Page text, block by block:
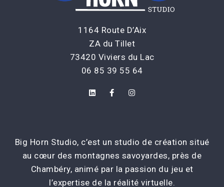
1164 Route D’Aix
ZA du Tillet
73420 Viviers du Lac
06 85 39 55 64
Big Horn Studio, c’est un studio de création situé
au cœur des montagnes savoyardes, près de
Chambéry, animé par la passion du jeu et
l’expertise de la réalité virtuelle.